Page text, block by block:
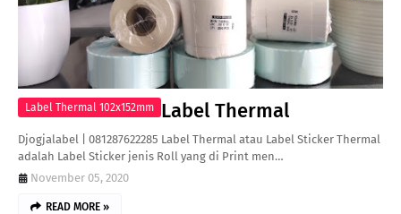
Label Thermal 102x152mm Label Thermal
Djogjalabel | 081287622285 Label Thermal atau Label Sticker Thermal
adalah Label Sticker jenis Roll yang di Print men…
November 05, 2020
READ MORE »